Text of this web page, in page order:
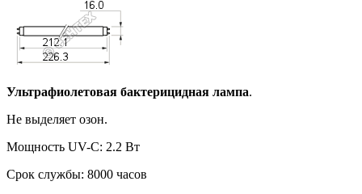
Ультрафиолетовая бактерицидная лампа.
Не выделяет озон.
Мощность UV-C: 2.2 Вт
Срок службы: 8000 часов